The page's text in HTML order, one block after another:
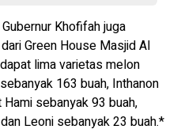
Khofifah juga
Green House Masjid Al
lima varietas melon
163 buah, Inthanon
sebanyak 93 buah,
Leoni sebanyak 23 buah.*